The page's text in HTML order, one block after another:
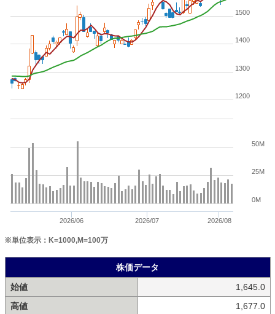
2026/06 2026/07 2026/08
1200
1300
1400
1500
0M
25M
50M
※単位表示：K=1000,M=100万
株価データ
始値
1,645.0
高値
1,677.0